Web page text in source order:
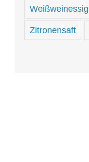
Weißweinessig
Zitronensaft